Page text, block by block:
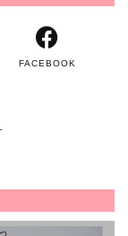
FACEBOOK